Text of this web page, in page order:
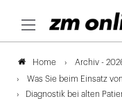
Home Archiv -
Was Sie beim Einsatz
Diagnostik bei alten